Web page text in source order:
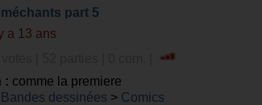
part 5
a 13 ans
: comme la premiere
Bandes dessinées > Comics